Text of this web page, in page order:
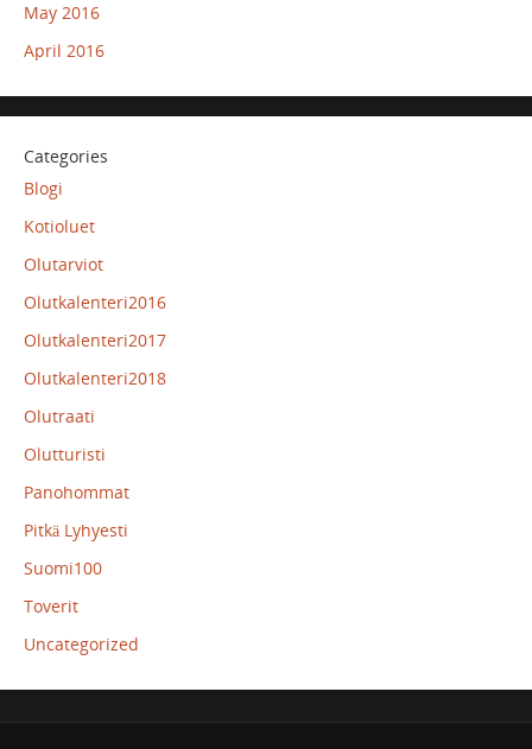
May 2016
April 2016
Categories
Blogi
Kotioluet
Olutarviot
Olutkalenteri2016
Olutkalenteri2017
Olutkalenteri2018
Olutraati
Olutturisti
Panohommat
Pitkä Lyhyesti
Suomi100
Toverit
Uncategorized